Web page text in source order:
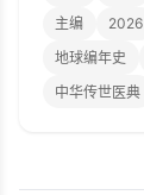
主编
2026
地球编年史
中华传世医典